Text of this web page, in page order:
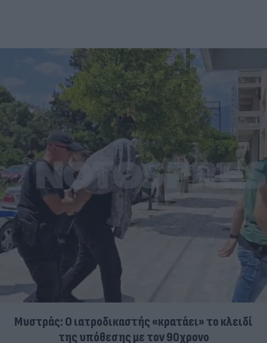
Μυστράς: Ο ιατροδικαστής «κρατάει» το κλειδί
της υπόθεσης με τον 90χρονο